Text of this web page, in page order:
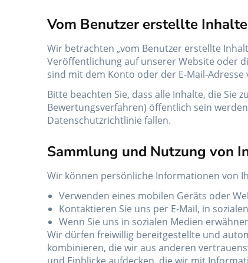
Vom Benutzer erstellte Inhalte
Wir betrachten „vom Benutzer erstellte
Veröffentlichung auf unserer Website oder
sind mit dem Konto oder der E-Mail-
Bitte beachten Sie, dass alle Inhalte, die
Bewertungsverfahren) öffentlich sein
Datenschutzrichtlinie fallen.
Sammlung und Nutzung von
Wir können persönliche Informationen von
Verwenden eines mobilen Geräts oder
Kontaktieren Sie uns per E-Mail, in
Wenn Sie uns in sozialen Medien
Wir dürfen freiwillig bereitgestellte und
kombinieren, die wir aus anderen